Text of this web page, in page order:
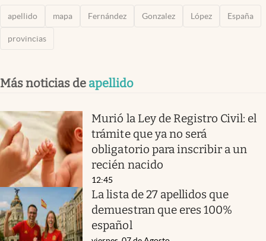
apellido mapa Fernández Gonzalez López España
provincias
Más noticias de apellido
Murió la Ley de Registro Civil: el
trámite que ya no será
obligatorio para inscribir a un
recién nacido
12:45
La lista de 27 apellidos que
demuestran que eres 100%
español